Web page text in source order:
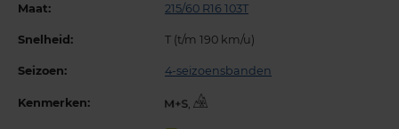
Maat: 215/60 R16 103T
Snelheid: T (t/m 190 km/u)
Seizoen: 4-seizoensbanden
Kenmerken: ,